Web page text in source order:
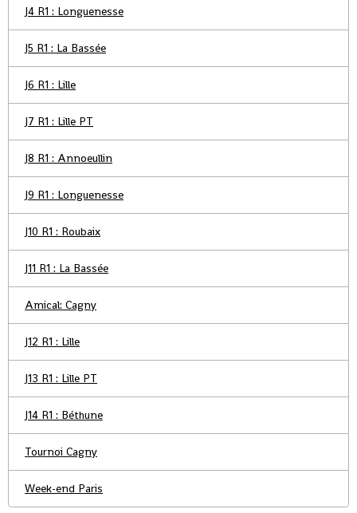
J4 R1 : Longuenesse
J5 R1 : La Bassée
J6 R1 : Lille
J7 R1 : Lille PT
J8 R1 : Annoeullin
J9 R1 : Longuenesse
J10 R1 : Roubaix
J11 R1 : La Bassée
Amical: Cagny
J12 R1 : Lille
J13 R1 : Lille PT
J14 R1 : Béthune
Tournoi Cagny
Week-end Paris